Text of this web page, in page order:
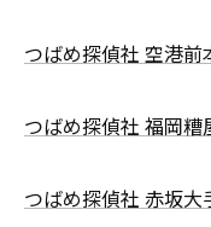
つばめ探偵社 空港
つばめ探偵社 福岡
つばめ探偵社 赤坂